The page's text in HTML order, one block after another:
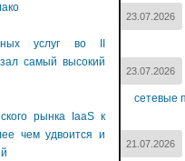
услуг во II
самый высокий
рынка IaaS к
чем удвоится и
23.07.2026
23.07.2026
сетевые
21.07.2026